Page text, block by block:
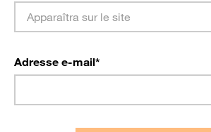
Adresse e-mail*